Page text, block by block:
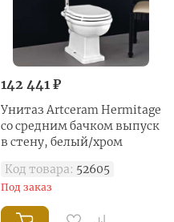
142 441 ₽
Унитаз Artceram Hermitage
со средним бачком выпуск
в стену, белый/хром
Код товара: 52605
Под заказ